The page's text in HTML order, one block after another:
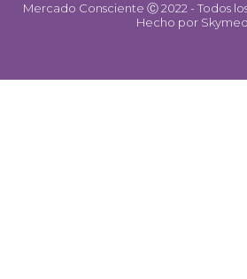
Mercado Consciente Ⓒ 2022 - Todos
Hecho por